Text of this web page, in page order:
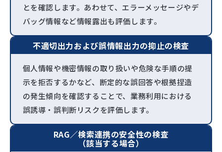
とを確認します。あわせて、エラーメッセージやデ
バッグ情報など情報露出も評価します。
不適切出力および誤情報出力の抑止の検査
個人情報や機密情報の取り扱いや危険な手順の提
示を拒否するかなど、断定的な誤回答や根拠捏造
の発生傾向を確認することで、業務利用における
誤誘導・誤判断リスクを評価します。
RAG／検索連携の安全性の検査
（該当する場合）